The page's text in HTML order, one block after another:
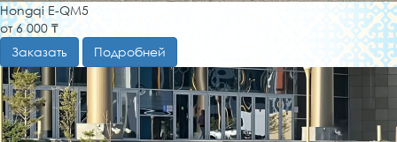
Hongqi E-QM5
от 6 000 ₸
Заказать
Подробней